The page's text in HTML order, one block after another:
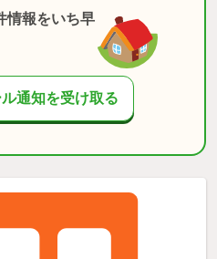
情報をいち早
通知を受け取る